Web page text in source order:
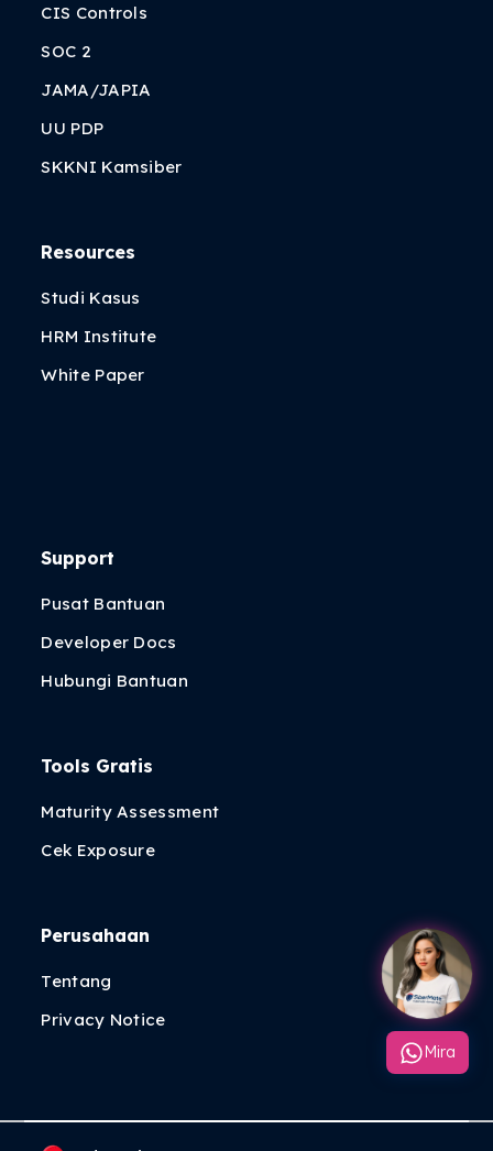
CIS Controls
SOC 2
JAMA/JAPIA
UU PDP
SKKNI Kamsiber
Resources
Studi Kasus
HRM Institute
White Paper
Support
Pusat Bantuan
Developer Docs
Hubungi Bantuan
Tools Gratis
Maturity Assessment
Cek Exposure
Perusahaan
Tentang
Privacy Notice
Mira